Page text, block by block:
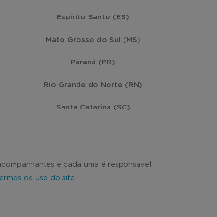
Espírito Santo (ES)
Mato Grosso do Sul (MS)
Paraná (PR)
Rio Grande do Norte (RN)
Santa Catarina (SC)
e cada uma é responsável
de uso do site